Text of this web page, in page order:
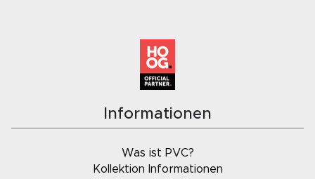
Informationen
Was ist PVC?
Kollektion Informationen